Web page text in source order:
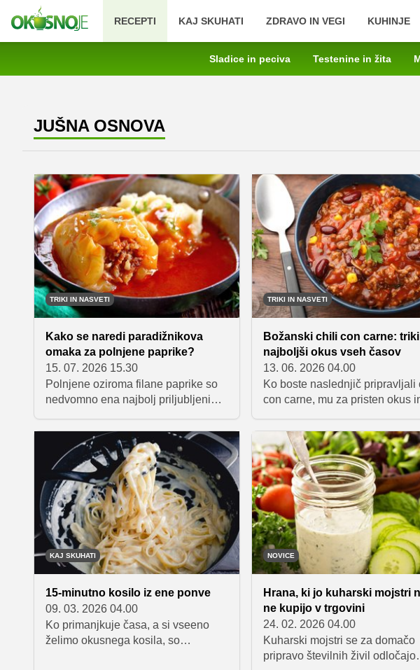
RECEPTI KAJ SKUHATI ZDRAVO IN VEGI KUHINJE
Sladice in peciva Testenine in žita
JUŠNA OSNOVA
TRIKI IN NASVETI
Kako se naredi paradižnikova
omaka za polnjene paprike?
15. 07. 2026 15.30
Polnjene oziroma filane paprike so
nedvomno ena najbolj priljubljenih
same izbire paprik in priprave
sočnega in okusnega nadeva vpliva
tudi dobra omaka, v kateri se paprike
počasi kuhajo. V nadaljevanju vam
predstavljamo nekaj odličnih
receptov za pripravo omake,
seznanili pa vas bomo tudi s
pomembnimi nasveti, ki jih morate
pri tem upoštevati.
TRIKI IN NASVETI
Božanski chili con carne: triki
najboljši okus vseh časov
13. 06. 2026 04.00
Ko boste naslednjič pripravljali
con carne, mu za pristen okus
sestavini: čokolado in dimljeno
papriko. Zagotavljamo vam, da
boste navdušeni.
KAJ SKUHATI
15-minutno kosilo iz ene ponve
09. 03. 2026 04.00
Ko primanjkuje časa, a si vseeno
želimo okusnega kosila, so
NOVICE
Hrana, ki jo kuharski mojstri
ne kupijo v trgovini
24. 02. 2026 04.00
Kuharski mojstri se za domačo
pripravo številnih živil odločajo